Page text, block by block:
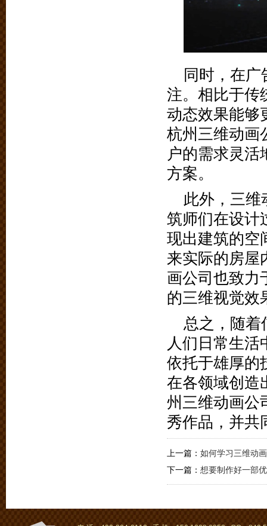
同时，在
注。相比于传
动态效果能够
杭州三维动画
户的需求灵
方案。
此外，三维
筑师们在设计
现出建筑的空
来实际的房屋
画公司也致力
的三维视觉效
总之，随着
人们日常生
依托于雄厚的
在各领域创造
州三维动画公
秀作品，并共
上一篇： 如何学习三维动
下一篇： 想要制作好一部